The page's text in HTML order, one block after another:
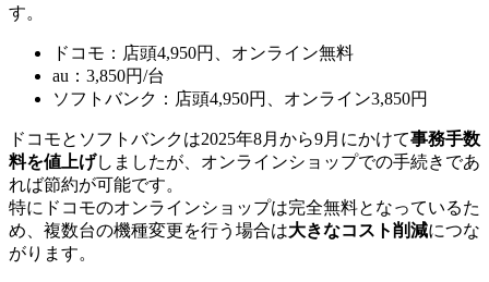
す。
ドコモ：店頭4,950円、オンライン無料
au：3,850円/台
ソフトバンク：店頭4,950円、オンライン3,850円
ドコモとソフトバンクは2025年8月から9月にかけて事務手数
料を値上げしましたが、オンラインショップでの手続きであ
れば節約が可能です。
特にドコモのオンラインショップは完全無料となっているた
め、複数台の機種変更を行う場合は大きなコスト削減につな
がります。